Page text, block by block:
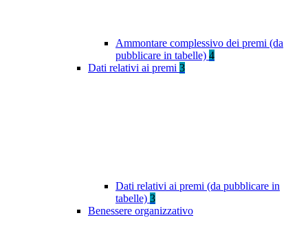
Ammontare complessivo dei premi (da
pubblicare in tabelle) 4
Dati relativi ai premi 3
Dati relativi ai premi (da pubblicare in
tabelle) 3
Benessere organizzativo